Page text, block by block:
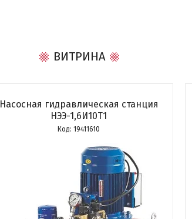
ВИТРИНА
Насосная гидравлическая станция
НЭЭ-1,6И10Т1
19411610